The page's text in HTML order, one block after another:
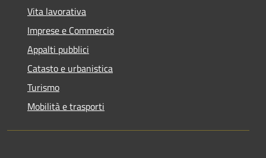
Vita lavorativa
Imprese e Commercio
Appalti pubblici
Catasto e urbanistica
Turismo
Mobilità e trasporti